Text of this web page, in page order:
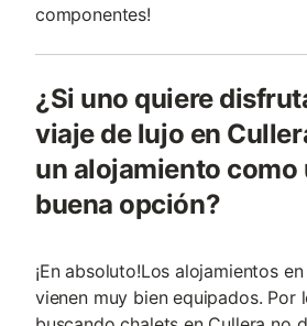
componentes!
¿Si uno quiere
viaje de lujo en
un alojamiento como
buena opción?
¡En absoluto!Los alojamientos
vienen muy bien equipados. Por